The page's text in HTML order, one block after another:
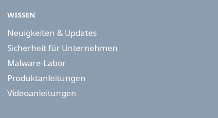
WISSEN
Neuigkeiten & Updates
Sicherheit für Unternehmen
Malware-Labor
Produktanleitungen
Videoanleitungen